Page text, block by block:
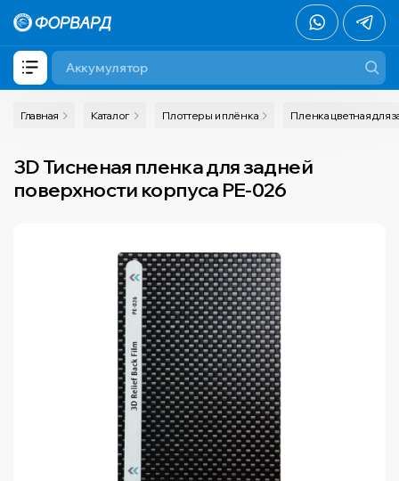
Главная Каталог Плоттеры и плёнка Пленка цветная для
3D Тисненая пленка для задней
поверхности корпуса PE-026